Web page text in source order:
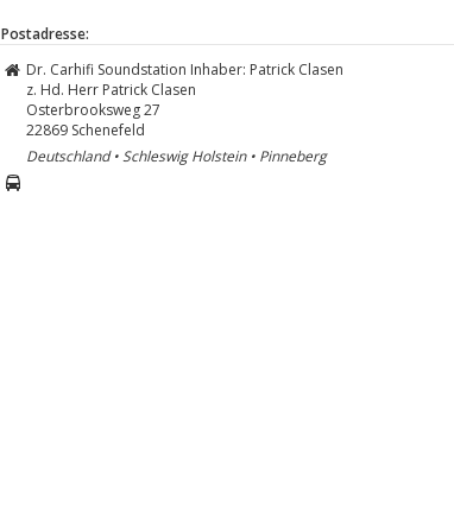
Postadresse:
Dr. Carhifi Soundstation Inhaber: Patrick Clasen
z. Hd. Herr Patrick Clasen
Osterbrooksweg 27
22869 Schenefeld
Deutschland • Schleswig Holstein • Pinneberg